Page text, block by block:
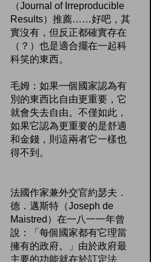
（Journal of Irreproducible
Results）推薦……好吧，其
實沒有，但反正都確實存在
（？）也是適合擺在一起科
科笑的東西。
毛姆：如果一個國家認為有
別的東西比自由更重要，它
就會失去自由。不僅如此，
如果它認為更重要的是舒適
和金錢，則這兩者它一樣也
得不到。
法國作家兼外交官約瑟夫．
德．邁斯特（Joseph de
Maistred）在一八一一年曾
說：「每個國家都有它理當
擁有的政府。」由於政府最
主要的功能就在於訂定法